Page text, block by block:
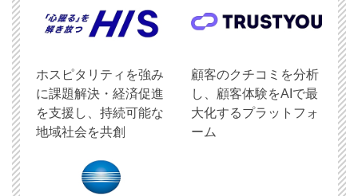
ホスピタリティを強み
に課題解決・経済促進
を支援し、持続可能な
地域社会を共創
顧客のクチコミを分析
し、顧客体験をAIで最
大化するプラットフォ
ーム